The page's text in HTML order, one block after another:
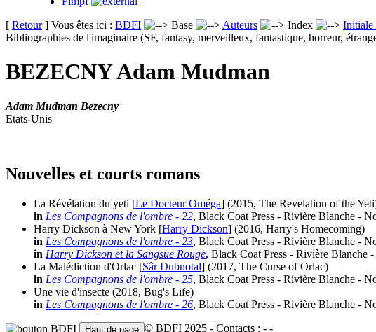
[ Retour] Vous êtes ici : BDFI Base Auteurs Index Initiale
Bibliographies de l'imaginaire (SF, fantasy, merveilleux, fantastique, horreur,
BEZECNY Adam Mudman
Adam Mudman Bezecny
Etats-Unis
Nouvelles et courts romans
La Révélation du yeti [Le Docteur Oméga] (2015, The Revelation of the
in Les Compagnons de l'ombre - 22, Black Coat Press - Rivière Blanche -
Harry Dickson à New York [Harry Dickson] (2016, Harry's Homecoming)
in Les Compagnons de l'ombre - 23, Black Coat Press - Rivière Blanche -
in Harry Dickson et la Sangsue Rouge, Black Coat Press - Rivière Blanche
La Malédiction d'Orlac [Sâr Dubnotal] (2017, The Curse of Orlac)
in Les Compagnons de l'ombre - 25, Black Coat Press - Rivière Blanche -
Une vie d'insecte (2018, Bug's Life)
in Les Compagnons de l'ombre - 26, Black Coat Press - Rivière Blanche -
© BDFI 2025 - Contacts : - -